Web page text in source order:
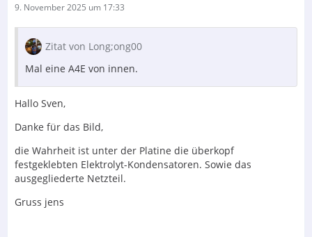
9. November 2025 um 17:33
Zitat von Long;ong00
Mal eine A4E von innen.
Hallo Sven,
Danke für das Bild,
die Wahrheit ist unter der Platine die überkopf
festgeklebten Elektrolyt-Kondensatoren. Sowie das
ausgegliederte Netzteil.
Gruss jens